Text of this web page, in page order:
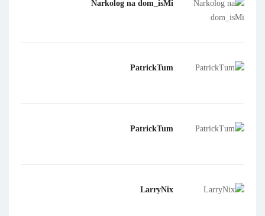
Narkolog na dom_isMi
PatrickTum
PatrickTum
LarryNix